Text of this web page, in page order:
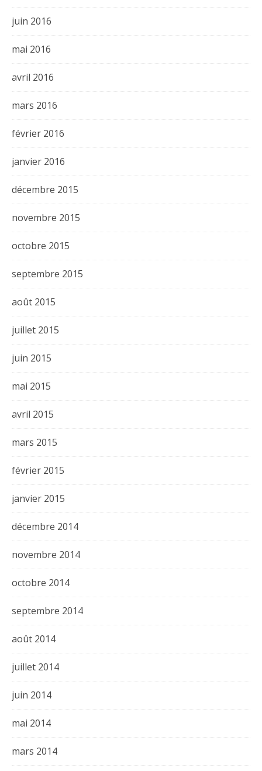
juin 2016
mai 2016
avril 2016
mars 2016
février 2016
janvier 2016
décembre 2015
novembre 2015
octobre 2015
septembre 2015
août 2015
juillet 2015
juin 2015
mai 2015
avril 2015
mars 2015
février 2015
janvier 2015
décembre 2014
novembre 2014
octobre 2014
septembre 2014
août 2014
juillet 2014
juin 2014
mai 2014
mars 2014